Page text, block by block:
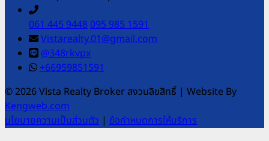
061 445 9448095 985 1591
Vistarealty.01@gmail.com
@348rkvpx
+66959851591
© 2026 Vista Realty Broker สงวนลิขสิทธิ์ | Website By
Kengweb.com
นโยบายความเป็นส่วนตัว | ข้อกำหนดการให้บริการ